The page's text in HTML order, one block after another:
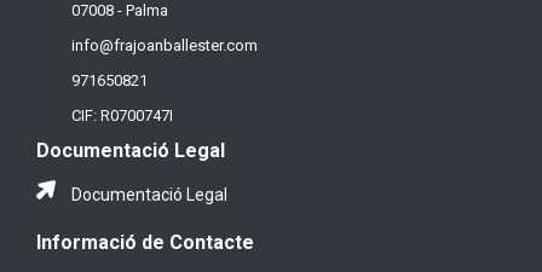
07008 - Palma
info@frajoanballester.com
971650821
CIF: R0700747I
Documentació Legal
Documentació Legal
Informació de Contacte